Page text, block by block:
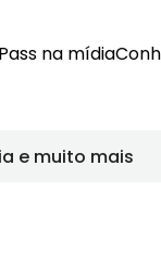
na mídia
e muito mais